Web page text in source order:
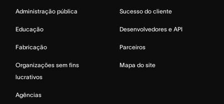
Administração pública
Educação
Fabricação
Organizações sem fins
lucrativos
Agências
Sucesso do cliente
Desenvolvedores e API
Parceiros
Mapa do site